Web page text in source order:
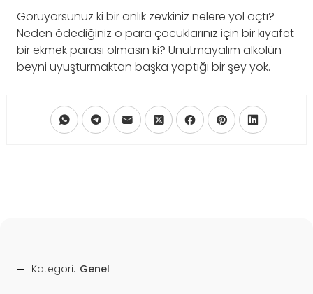
Görüyorsunuz ki bir anlık zevkiniz nelere yol açtı?
Neden ödediğiniz o para çocuklarınız için bir kıyafet
bir ekmek parası olmasın ki? Unutmayalım alkolün
beyni uyuşturmaktan başka yaptığı bir şey yok.
Kategori: Genel